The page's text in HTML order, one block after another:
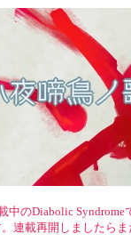
中のDiabolic
。連載再開しましたら